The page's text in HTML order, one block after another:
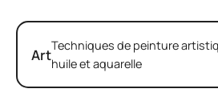
ArtTechniques de peinture
huile et aquarelle